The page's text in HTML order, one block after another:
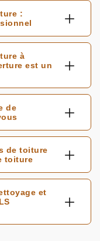
:
à
est un
de
de toiture
toiture
et